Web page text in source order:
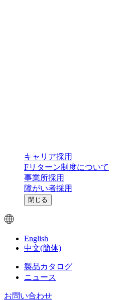
キャリア採用
Fリターン制度について
事業所採用
障がい者採用
閉じる
English
中文(簡体)
製品カタログ
ニュース
お問い合わせ